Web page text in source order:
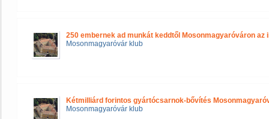
250 embernek ad munkát keddtől Mosonmagyaróváron az
Mosonmagyaróvár klub
Kétmilliárd forintos gyártócsarnok-bővítés
Mosonmagyaróvár klub